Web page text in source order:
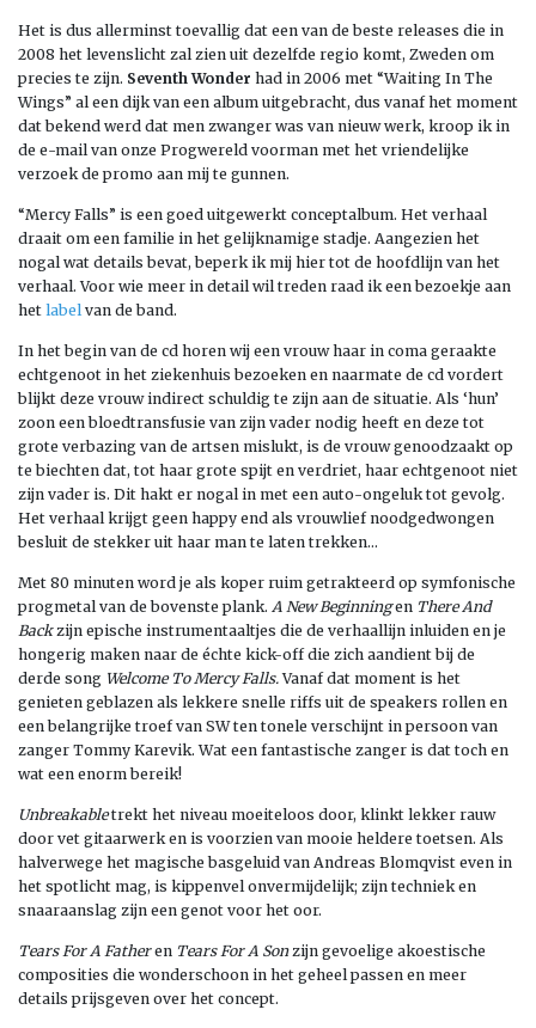
Het is dus allerminst toevallig dat een van de beste releases die in
2008 het levenslicht zal zien uit dezelfde regio komt, Zweden om
precies te zijn. Seventh Wonder had in 2006 met “Waiting In The
Wings” al een dijk van een album uitgebracht, dus vanaf het moment
dat bekend werd dat men zwanger was van nieuw werk, kroop ik in
de e-mail van onze Progwereld voorman met het vriendelijke
verzoek de promo aan mij te gunnen.
“Mercy Falls” is een goed uitgewerkt conceptalbum. Het verhaal
draait om een familie in het gelijknamige stadje. Aangezien het
nogal wat details bevat, beperk ik mij hier tot de hoofdlijn van het
verhaal. Voor wie meer in detail wil treden raad ik een bezoekje aan
het label van de band.
In het begin van de cd horen wij een vrouw haar in coma geraakte
echtgenoot in het ziekenhuis bezoeken en naarmate de cd vordert
blijkt deze vrouw indirect schuldig te zijn aan de situatie. Als ‘hun’
zoon een bloedtransfusie van zijn vader nodig heeft en deze tot
grote verbazing van de artsen mislukt, is de vrouw genoodzaakt op
te biechten dat, tot haar grote spijt en verdriet, haar echtgenoot niet
zijn vader is. Dit hakt er nogal in met een auto-ongeluk tot gevolg.
Het verhaal krijgt geen happy end als vrouwlief noodgedwongen
besluit de stekker uit haar man te laten trekken…
Met 80 minuten word je als koper ruim getrakteerd op symfonische
progmetal van de bovenste plank. A New Beginningen There And
Backzijn epische instrumentaaltjes die de verhaallijn inluiden en je
hongerig maken naar de échte kick-off die zich aandient bij de
derde song Welcome To Mercy Falls.Vanaf dat moment is het
genieten geblazen als lekkere snelle riffs uit de speakers rollen en
een belangrijke troef van SW ten tonele verschijnt in persoon van
zanger Tommy Karevik. Wat een fantastische zanger is dat toch en
wat een enorm bereik!
Unbreakabletrekt het niveau moeiteloos door, klinkt lekker rauw
door vet gitaarwerk en is voorzien van mooie heldere toetsen. Als
halverwege het magische basgeluid van Andreas Blomqvist even in
het spotlicht mag, is kippenvel onvermijdelijk; zijn techniek en
snaaraanslag zijn een genot voor het oor.
Tears For A Fatheren Tears For A Sonzijn gevoelige akoestische
composities die wonderschoon in het geheel passen en meer
details prijsgeven over het concept.